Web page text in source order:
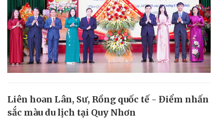
Liên hoan Lân, Sư, Rồng quốc tế - Điểm nhấn
sắc màu du lịch tại Quy Nhơn